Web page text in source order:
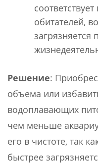
обитателей,
загрязняется
Решение:
объема или
водоплавающих
чем меньше
его в чистоте, так
быстрее